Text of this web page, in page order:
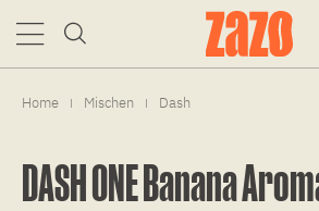
Home | Mischen | Dash
DASH ONE Banana